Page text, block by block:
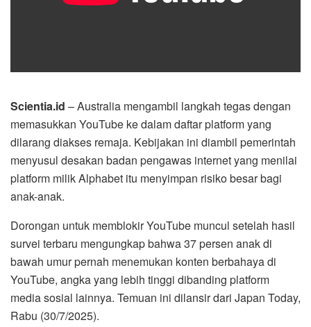
Scientia.id – Australia mengambil langkah tegas dengan
memasukkan YouTube ke dalam daftar platform yang
dilarang diakses remaja. Kebijakan ini diambil pemerintah
menyusul desakan badan pengawas internet yang menilai
platform milik Alphabet itu menyimpan risiko besar bagi
anak-anak.
Dorongan untuk memblokir YouTube muncul setelah hasil
survei terbaru mengungkap bahwa 37 persen anak di
bawah umur pernah menemukan konten berbahaya di
YouTube, angka yang lebih tinggi dibanding platform
media sosial lainnya. Temuan ini dilansir dari Japan Today,
Rabu (30/7/2025).